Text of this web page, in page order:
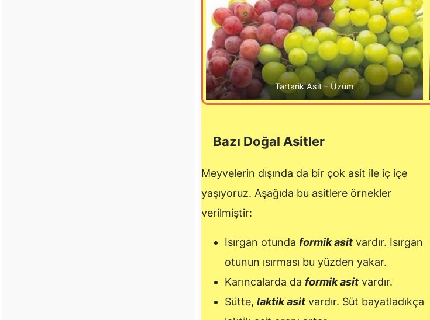
Tartarik Asit – Üzüm
Bazı Doğal Asitler
Meyvelerin dışında da bir çok asit ile iç içe
yaşıyoruz. Aşağıda bu asitlere örnekler
verilmiştir:
Isırgan otunda formik asit vardır. Isırgan
otunun ısırması bu yüzden yakar.
Karıncalarda da formik asit vardır.
Sütte, laktik asit vardır. Süt bayatladıkça